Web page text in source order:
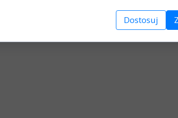
rzuty, przekroje, wizualizacje
Dostosuj